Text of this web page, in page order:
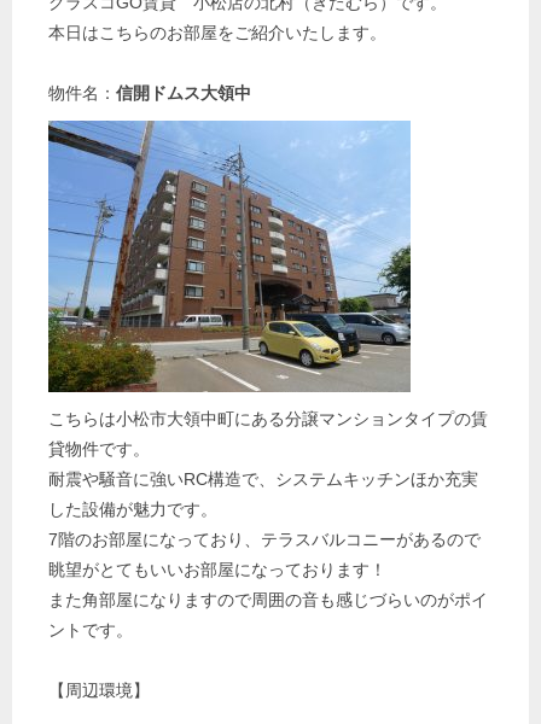
本日はこちらのお部屋をご紹介いたします。
物件名： 信開ドムス大領中
こちらは小松市大領中町にある分譲マンションタイプの賃
貸物件です。
耐震や騒音に強いRC構造で、システムキッチンほか充実
した設備が魅力です。
7階のお部屋になっており、テラスバルコニーがあるので
眺望がとてもいいお部屋になっております！
また角部屋になりますので周囲の音も感じづらいのがポイ
ントです。
【周辺環境】